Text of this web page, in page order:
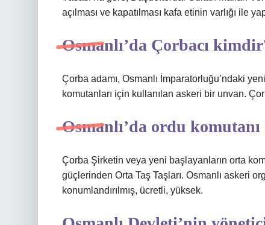
açılması ve kapatılması kafa etinin varlığı ile
Osmanlı’da Çorbacı
Çorba adamı, Osmanlı İmparatorluğu’ndaki
komutanları için kullanılan askeri bir unvan.
Osmanlı’da ordu
Çorba Şirketin veya yeni başlayanların orta
güçlerinden Orta Taş Taşları. Osmanlı askeri
konumlandırılmış, ücretli, yüksek.